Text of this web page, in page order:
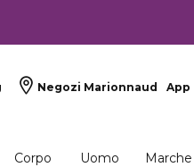
Negozi Marionnaud App
Corpo Uomo Marche